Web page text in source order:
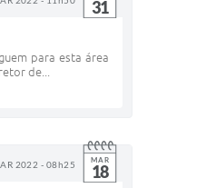
31
para esta área
de...
2022 - 08h25 MAR
18